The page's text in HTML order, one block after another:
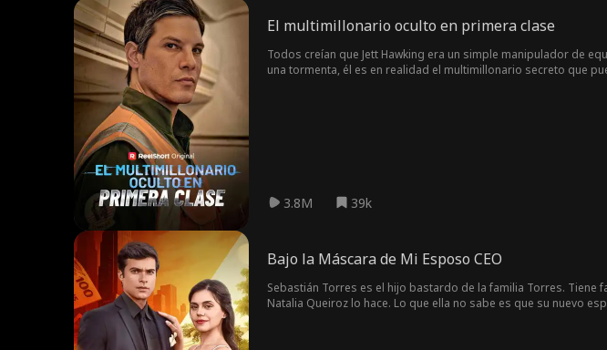
El multimillonario oculto en primera clase
Todos creían que Jett Hawking era un simple manipulador de
una tormenta, él es en realidad el multimillonario secreto que
3.8M 39k
Bajo la Máscara de Mi Esposo CEO
Sebastián Torres es el hijo bastardo de la familia Torres. Tiene
Natalia Queiroz lo hace. Lo que ella no sabe es que su nuevo